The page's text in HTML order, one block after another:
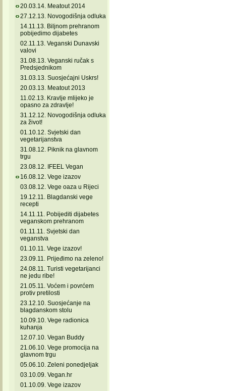
20.03.14. Meatout 2014
27.12.13. Novogodišnja odluka
14.11.13. Biljnom prehranom
pobijedimo dijabetes
02.11.13. Veganski Dunavski
valovi
31.08.13. Veganski ručak s
Predsjednikom
31.03.13. Suosjećajni Uskrs!
20.03.13. Meatout 2013
11.02.13. Kravlje mlijeko je
opasno za zdravlje!
31.12.12. Novogodišnja odluka
za život!
01.10.12. Svjetski dan
vegetarijanstva
31.08.12. Piknik na glavnom
trgu
23.08.12. IFEEL Vegan
16.08.12. Vege izazov
03.08.12. Vege oaza u Rijeci
19.12.11. Blagdanski vege
recepti
14.11.11. Pobijediti dijabetes
veganskom prehranom
01.11.11. Svjetski dan
veganstva
01.10.11. Vege izazov!
23.09.11. Prijeđimo na zeleno!
24.08.11. Turisti vegetarijanci
ne jedu ribe!
21.05.11. Voćem i povrćem
protiv pretilosti
23.12.10. Suosjećanje na
blagdanskom stolu
10.09.10. Vege radionica
kuhanja
12.07.10. Vegan Buddy
21.06.10. Vege promocija na
glavnom trgu
05.06.10. Zeleni ponedjeljak
03.10.09. Vegan.hr
01.10.09. Vege izazov